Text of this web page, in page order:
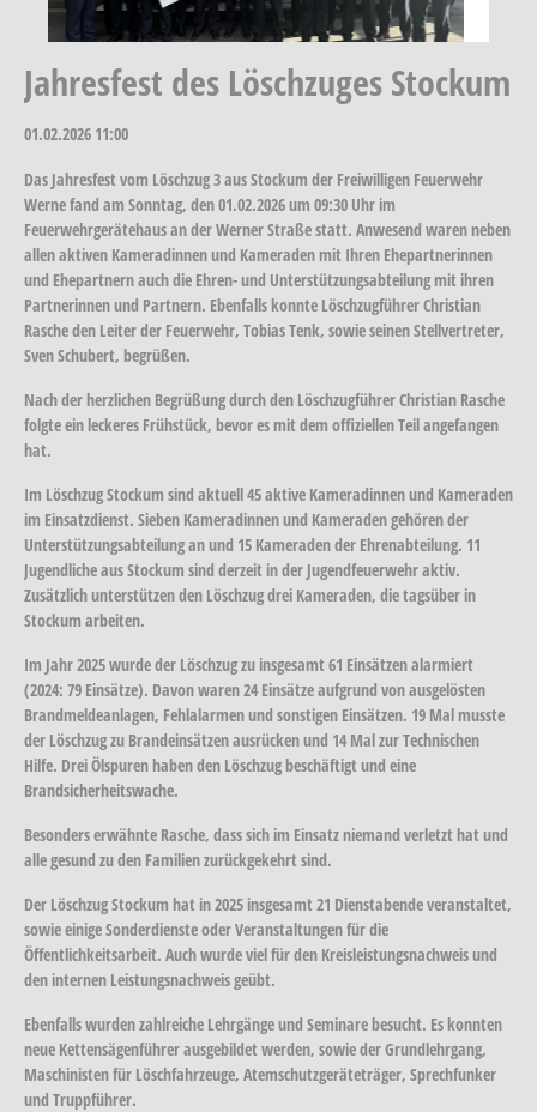
Jahresfest des Löschzuges Stockum
01.02.2026 11:00
Das Jahresfest vom Löschzug 3 aus Stockum der Freiwilligen Feuerwehr
Werne fand am Sonntag, den 01.02.2026 um 09:30 Uhr im
Feuerwehrgerätehaus an der Werner Straße statt. Anwesend waren neben
allen aktiven Kameradinnen und Kameraden mit Ihren Ehepartnerinnen
und Ehepartnern auch die Ehren- und Unterstützungsabteilung mit ihren
Partnerinnen und Partnern. Ebenfalls konnte Löschzugführer Christian
Rasche den Leiter der Feuerwehr, Tobias Tenk, sowie seinen Stellvertreter,
Sven Schubert, begrüßen.
Nach der herzlichen Begrüßung durch den Löschzugführer Christian Rasche
folgte ein leckeres Frühstück, bevor es mit dem offiziellen Teil angefangen
hat.
Im Löschzug Stockum sind aktuell 45 aktive Kameradinnen und Kameraden
im Einsatzdienst. Sieben Kameradinnen und Kameraden gehören der
Unterstützungsabteilung an und 15 Kameraden der Ehrenabteilung. 11
Jugendliche aus Stockum sind derzeit in der Jugendfeuerwehr aktiv.
Zusätzlich unterstützen den Löschzug drei Kameraden, die tagsüber in
Stockum arbeiten.
Im Jahr 2025 wurde der Löschzug zu insgesamt 61 Einsätzen alarmiert
(2024: 79 Einsätze). Davon waren 24 Einsätze aufgrund von ausgelösten
Brandmeldeanlagen, Fehlalarmen und sonstigen Einsätzen. 19 Mal musste
der Löschzug zu Brandeinsätzen ausrücken und 14 Mal zur Technischen
Hilfe. Drei Ölspuren haben den Löschzug beschäftigt und eine
Brandsicherheitswache.
Besonders erwähnte Rasche, dass sich im Einsatz niemand verletzt hat und
alle gesund zu den Familien zurückgekehrt sind.
Der Löschzug Stockum hat in 2025 insgesamt 21 Dienstabende veranstaltet,
sowie einige Sonderdienste oder Veranstaltungen für die
Öffentlichkeitsarbeit. Auch wurde viel für den Kreisleistungsnachweis und
den internen Leistungsnachweis geübt.
Ebenfalls wurden zahlreiche Lehrgänge und Seminare besucht. Es konnten
neue Kettensägenführer ausgebildet werden, sowie der Grundlehrgang,
Maschinisten für Löschfahrzeuge, Atemschutzgeräteträger, Sprechfunker
und Truppführer.